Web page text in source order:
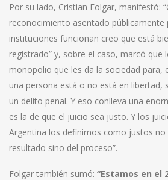
Por su lado, Cristian Folgar, manifestó:
reconocimiento asentado públicamente
instituciones funcionan creo que está
registrado” y, sobre el caso, marcó que
monopolio que les da la sociedad para,
una persona está o no está en libertad,
un delito penal. Y eso conlleva una
es la de que el juicio sea justo. Y los
Argentina los definimos como justos no
resultado sino del proceso”.
Folgar también sumó: “Estamos en el